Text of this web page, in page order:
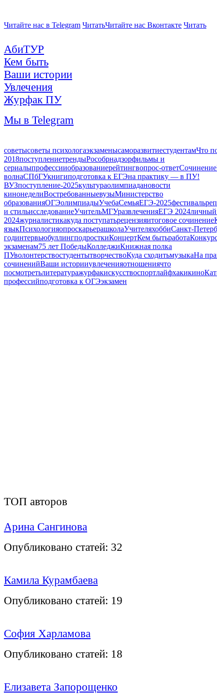
Читайте нас в Telegram ЧитатьЧитайте нас Вконтакте Читать
АбиТУР
Кем быть
Ваши истории
Увлечения
Журфак ПУ
Мы в Telegram
советысоветы психологаэкзаменысаморазвитиестудентамЧто
2018поступлениетрендыРособрнадзорфильмы и
сериалыпрофессииобразованиерейтингвопрос-ответСочинение
волнаСПбГУкнигиподготовка к ЕГЭна практику — в ПУ!
ВУЗпоступление-2025культураолимпиадановости
кинонеделиВостребованныевузыМинистерство
образованияОГЭолимпиадыУчебаСемьяЕГЭ-2025фестиваль
и стильисследованиеУчительМГУразвлеченияЕГЭ 2024
2024журналистикакуда поступатьрецензияитоговое сочинение
языкПсихологияопроскарьерашколаУчителяхоббиСанкт-
годинтервьюбуллингподросткиКонцертКем бытьработа
экзаменам75 лет ПобедыКолледжиКнижная полка
ПУволонтерствостудентытворчествоКуда сходитьмузыкаНа
сочиненийВаши историиувлеченияотношениячто
посмотретьлитературажурфакискусствоспортлайфхакикино
профессийподготовка к ОГЭэкзамен
ТОП авторов
Арина Сангинова
Опубликовано статей: 32
Камила Курамбаева
Опубликовано статей: 19
София Харламова
Опубликовано статей: 18
Елизавета Запорощенко